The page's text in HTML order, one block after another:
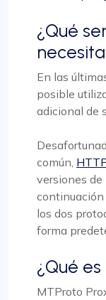
¿Qué
En las
posible
adicional de
común,
versiones de
continuación
los dos
forma
¿Qué
MTProto